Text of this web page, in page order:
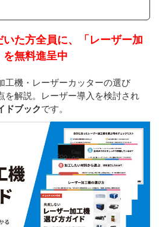
た方全員に、「レーザー加
無料進呈中
工機・レーザーカッターの選び
を解説。レーザー導入を検討され
ドブックです。